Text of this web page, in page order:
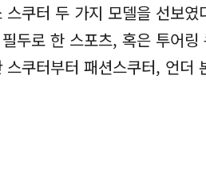
쿠터 두 가지 모델을 선보
두로 한 스포츠, 혹은 투어
쿠터부터 패션스쿠터, 언